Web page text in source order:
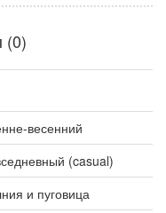
(0)
весенний
(casual)
и пуговица